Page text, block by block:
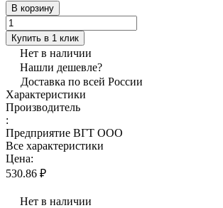
В корзину
Купить в 1 клик
Нет в наличии
Нашли дешевле?
Доставка по всей России
Характеристики
Производитель
:
Предприятие ВГТ ООО
Все характеристики
Цена:
530.86 ₽
Нет в наличии